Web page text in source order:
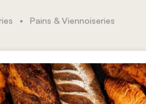
• Pains & Viennoiseries